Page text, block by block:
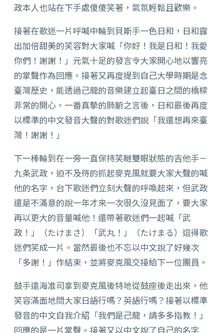
政本人也站在下手處傻傻笑著，氣氛輕鬆且歡樂。
接著在歌迷一片呼喊中輪到貝斯手一色日和，日和露
出加倍甜美的笑容對大家喊「你好！我是日和！我愛
你們！謝謝！」元氣十足的發言令大家開心地以響亮
的掌聲作為回應。接著又再度提到自己大學時期是念
臺灣歷史，能透過己龍的音樂建立起臺日之間的橋樑
非常的開心。一番真摯的肺腑之言後，日和最後再度
以標準的中文發音大聲的對歌迷們說「我還想再來臺
灣！謝謝！」
下一棒輪到在一旁一直保持笑瞇雙眼狀態的吉他手－
九条武政，迫不及待的抓起麥克風就要大家大聲的喊
他的名字，台下歌迷們立刻大聲的呼喚起來，但武政
還是不滿意的說一年才來一次很久沒見面了，要大家
再以更大的音量喊他！還帶著歌迷們一起喊「武
政！」（たけまさ）「武丸！」（たけまる）逗得歌
迷們笑成一片。當然最後也不忘以中文說了好幾次
「多謝！」作結束，並將麥克風交接給下一位團員。
鼓手遠海准司拿到麥克風後特地從鼓座後走出來，他
笑容滿面地問大家日語行嗎？英語行嗎？接著以標準
發音的中文自我介紹「我們是己龍，請多多指教！」
回應的是一片掌聲。接著又以中文說了自己的名字